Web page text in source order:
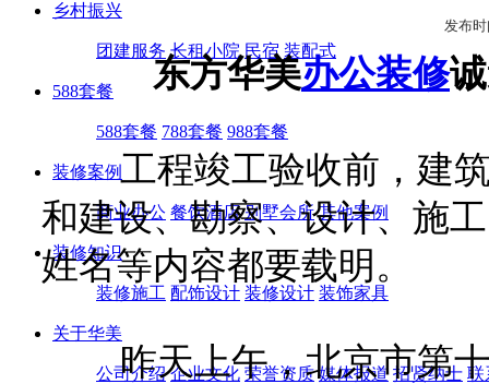
乡村振兴
团建服务 长租小院 民宿 装配式
588套餐
588套餐 788套餐 988套餐
装修案例
商业办公 餐饮酒店 别墅会所 其他案例
装修知识
装修施工 配饰设计 装修设计 装饰家具
关于华美
公司介绍 企业文化 荣誉资质 媒体报道 招贤纳士 联
发布时
东方华美办公装修
工程竣工验收前，建筑
和建设、勘察、设计、施
姓名等内容都要载明。
昨天上午，北京市第十